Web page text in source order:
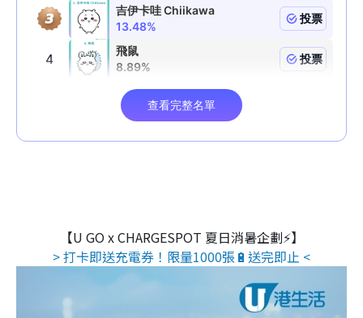
【U GO x CHARGESPOT 夏日消暑企劃⚡】
> 打卡即送充電券！限量1000張🔋送完即止 <